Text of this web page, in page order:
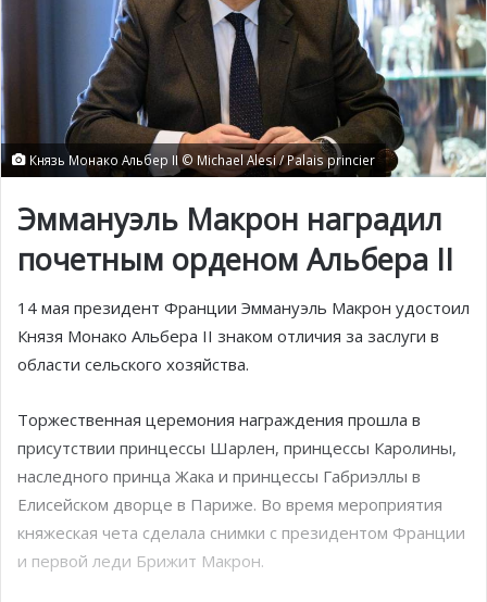
Князь Монако Альбер II © Michael Alesi / Palais princier
Эммануэль Макрон наградил
почетным орденом Альбера II
14 мая президент Франции Эммануэль Макрон удостоил
Князя Монако Альбера II знаком отличия за заслуги в
области сельского хозяйства.
Торжественная церемония награждения прошла в
присутствии принцессы Шарлен, принцессы Каролины,
наследного принца Жака и принцессы Габриэллы в
Елисейском дворце в Париже. Во время мероприятия
княжеская чета сделала снимки с президентом Франции
и первой леди Брижит Макрон.